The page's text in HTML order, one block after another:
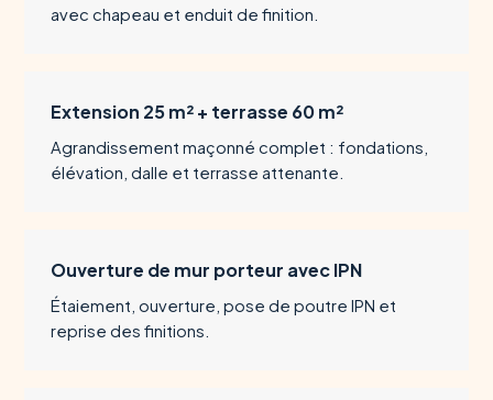
avec chapeau et enduit de finition.
Extension 25 m² + terrasse 60 m²
Agrandissement maçonné complet : fondations,
élévation, dalle et terrasse attenante.
Ouverture de mur porteur avec IPN
Étaiement, ouverture, pose de poutre IPN et
reprise des finitions.